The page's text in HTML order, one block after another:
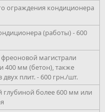
ограждения кондиционера
(работы) - 600
магистрали
400 мм (бетон), также
плит. - 600 грн./шт.
глубиной более 600 мм или